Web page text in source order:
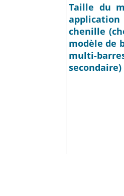
Taille du
chenille
modèle de
multi-
secondaire)